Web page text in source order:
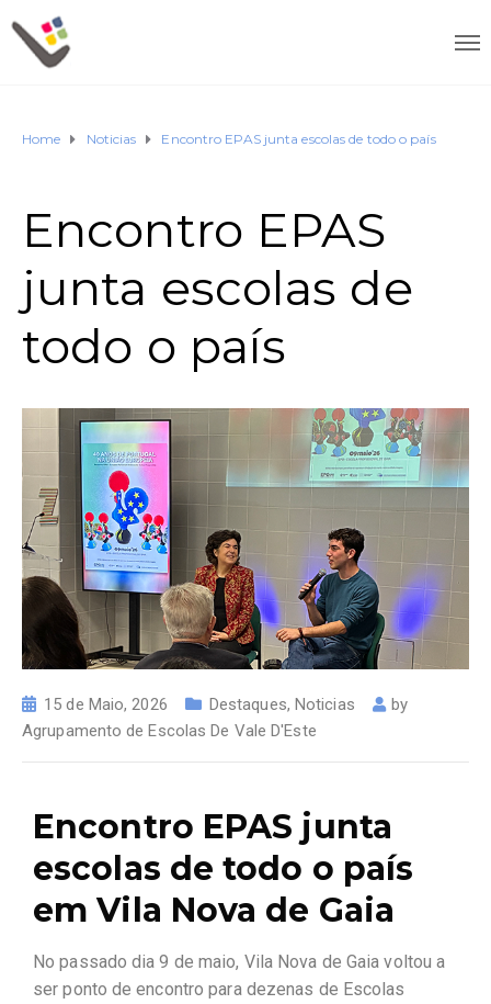
Home Noticias Encontro EPAS junta escolas de todo o país
Encontro EPAS
junta escolas de
todo o país
15 de Maio, 2026 Destaques, Noticias
by
Agrupamento de Escolas De Vale D'Este
Encontro EPAS junta
escolas de todo o país
em Vila Nova de Gaia
No passado dia 9 de maio, Vila Nova de Gaia voltou a
ser ponto de encontro para dezenas de Escolas